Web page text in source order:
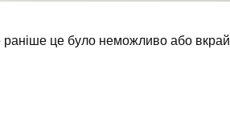
раніше це було неможливо або вкрай